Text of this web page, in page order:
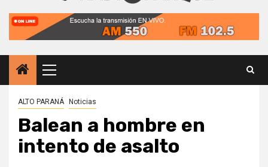
Menú
principal
ALTO PARANÁ Noticias
Balean a hombre en
intento de asalto